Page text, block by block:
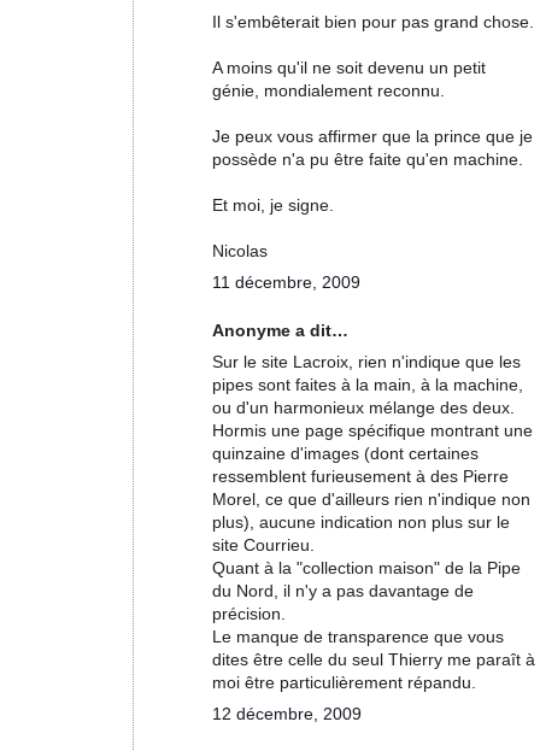
Il s'embêterait bien pour pas grand chose.
A moins qu'il ne soit devenu un petit
génie, mondialement reconnu.
Je peux vous affirmer que la prince que je
possède n'a pu être faite qu'en machine.
Et moi, je signe.
Nicolas
11 décembre, 2009
Anonyme a dit…
Sur le site Lacroix, rien n'indique que les
pipes sont faites à la main, à la machine,
ou d'un harmonieux mélange des deux.
Hormis une page spécifique montrant une
quinzaine d'images (dont certaines
ressemblent furieusement à des Pierre
Morel, ce que d'ailleurs rien n'indique non
plus), aucune indication non plus sur le
site Courrieu.
Quant à la "collection maison" de la Pipe
du Nord, il n'y a pas davantage de
précision.
Le manque de transparence que vous
dites être celle du seul Thierry me paraît à
moi être particulièrement répandu.
12 décembre, 2009